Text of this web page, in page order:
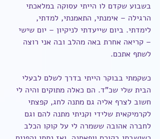
בשבוע שקדם לו הייתי עסוקה במלאכתי
הרגילה – אימנתי, התאמנתי, למדתי,
לימדתי. ביום שייעדתי לניקיון – יום שישי
– קריאה אחרת באה מהלב ובה אני רוצה
לשתף אתכם.
כשקמתי בבוקר הייתי בדרך לשלם לבעלי
הבית שלי שכ"ד. הם כאלה מתוקים והיה לי
חשוב לצרף אליה גם מתנה לחג, קפצתי
לקרמיקאית שלידי וקניתי מתנה להם וגם
לחברה אהובה ששמרה לי על קוקו הכלב